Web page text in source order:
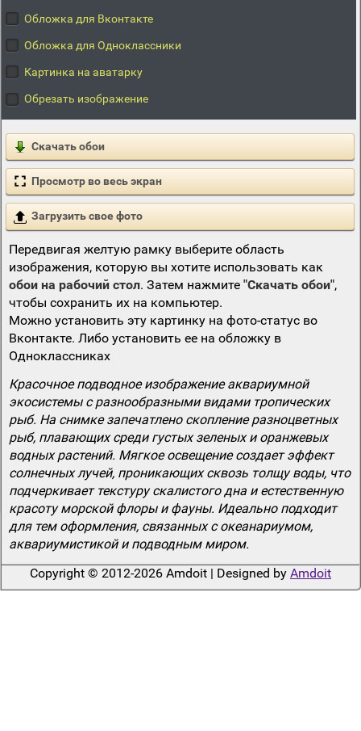
Обложка для Вконтакте
Обложка для Одноклассники
Картинка на аватарку
Обрезать изображение
Скачать обои
Просмотр во весь экран
Загрузить свое фото
Передвигая желтую рамку выберите область
изображения, которую вы хотите использовать как
обои на рабочий стол. Затем нажмите "Скачать обои",
чтобы сохранить их на компьютер.
Можно установить эту картинку на фото-статус во
Вконтакте. Либо установить ее на обложку в
Одноклассниках
Красочное подводное изображение аквариумной
экосистемы с разнообразными видами тропических
рыб. На снимке запечатлено скопление разноцветных
рыб, плавающих среди густых зеленых и оранжевых
водных растений. Мягкое освещение создает эффект
солнечных лучей, проникающих сквозь толщу воды, что
подчеркивает текстуру скалистого дна и естественную
красоту морской флоры и фауны. Идеально подходит
для тем оформления, связанных с океанариумом,
аквариумистикой и подводным миром.
Copyright © 2012-2026 Amdoit | Designed by Amdoit